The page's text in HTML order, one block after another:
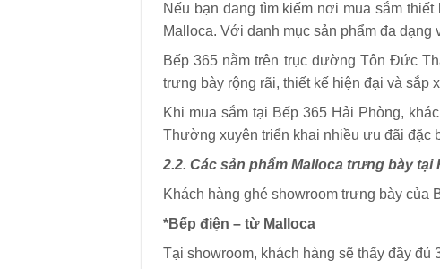
Nếu bạn đang tìm kiếm nơi mua sắm
Malloca. Với danh mục sản phẩm đa
Bếp 365 nằm trên trục đường Tôn Đức
trưng bày rộng rãi, thiết kế hiện đại và sắp
Khi mua sắm tại Bếp 365 Hải Phòng,
Thường xuyên triển khai nhiều ưu đãi đặc
2.2. Các sản phẩm Malloca trưng bày tại
Khách hàng ghé showroom trưng bày của
*Bếp điện – từ Malloca
Tại showroom, khách hàng sẽ thấy đầy đủ